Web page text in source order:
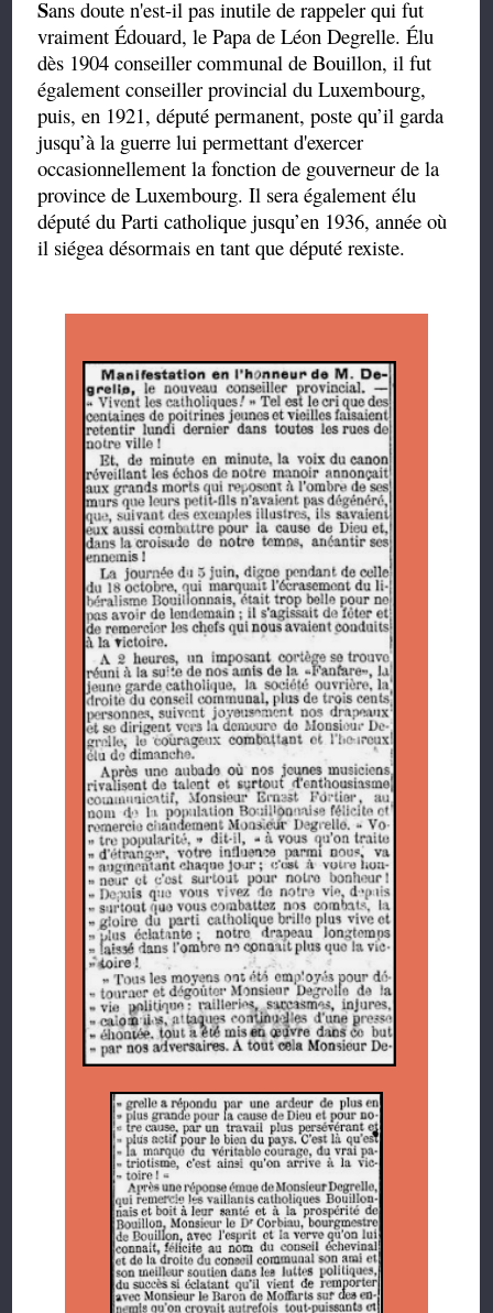
Sans doute n'est-il pas inutile de rappeler qui fut
vraiment Édouard, le Papa de Léon Degrelle. Élu
dès 1904 conseiller communal de Bouillon, il fut
également conseiller provincial du Luxembourg,
puis, en 1921, député permanent, poste qu’il garda
jusqu’à la guerre lui permettant d'exercer
occasionnellement la fonction de gouverneur de la
province de Luxembourg. Il sera également élu
député du Parti catholique jusqu’en 1936, année où
il siégea désormais en tant que député rexiste.